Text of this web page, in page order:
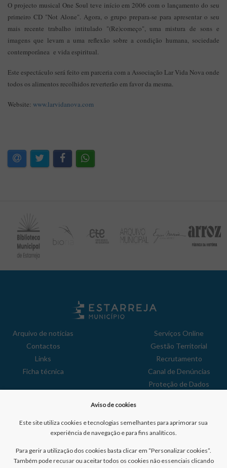
O projecto musical One Soul teve início em 2006 com o lançamento do seu
primeiro CD "Not Alone". Agora, o grupo prepara-se para apresentar o seu
mais recente trabalho intitulado "(Re)começo", uma mistura de sons e
imagens que levam a uma reflexão sobre a condição humana, sociedade
contemporânea e vida espiritual.
Este espectáculo será feito em parceria com a Associação Lar Vida Nova onde
todos os alimentos recolhidos reverterão em favor da mesma.
Website: www.larvidanova.com
Arquivo de notícias
Contactos
Links
Ficha técnica
Serviços Online
Gestão Territorial
Recrutamento
Canal de Denúncias
Proteção de Dados
Reclamações
Aviso de cookies
Este site utiliza cookies e tecnologias semelhantes para aprimorar sua
experiência de navegação e para fins analíticos.
Para gerir a utilização dos cookies basta clicar em “Personalizar cookies”.
Também pode recusar ou aceitar todos os cookies não essenciais clicando